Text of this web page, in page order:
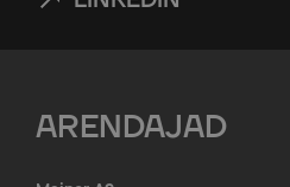
ARENDAJAD